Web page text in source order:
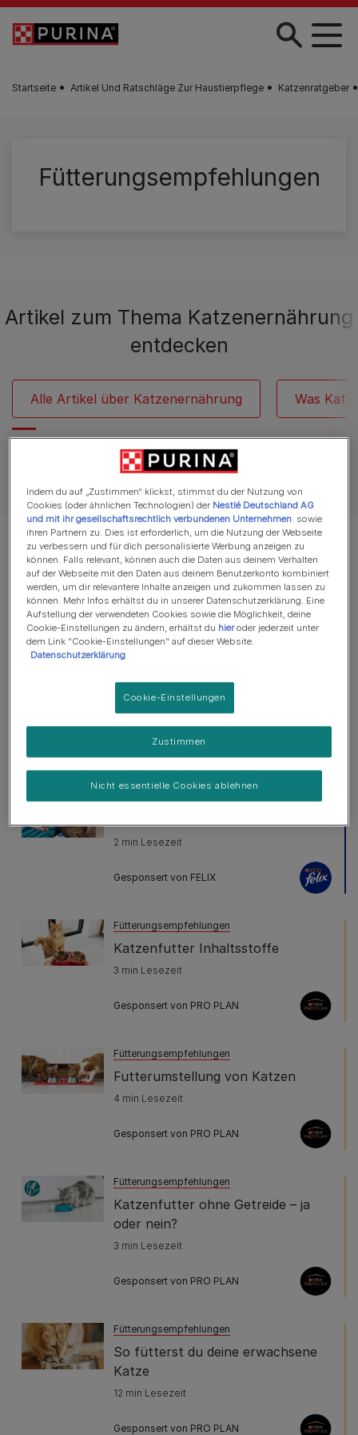
Zum Hauptinhalt springen
Startseite Artikel Und Ratschläge Zur Haustierpflege Katzenratgeber
Fütterungsempfehlungen
Artikel zum Thema Katzenernährung
entdecken
Alle Artikel über Katzenernährung Was
Es werden 7 von 7 Artikeln angezeigt
Meistgelesene Artikel
Fütterungsempfehlungen
Katze?
6 min Lesezeit
Welche Leckerlis für Katzen?
2 min Lesezeit
Gesponsert von FELIX
Fütterungsempfehlungen
Katzenfutter Inhaltsstoffe
3 min Lesezeit
Gesponsert von PRO PLAN
Fütterungsempfehlungen
Futterumstellung von Katzen
4 min Lesezeit
Gesponsert von PRO PLAN
Fütterungsempfehlungen
Katzenfutter ohne Getreide – ja
oder nein?
3 min Lesezeit
Gesponsert von PRO PLAN
Fütterungsempfehlungen
So fütterst du deine erwachsene
Katze
12 min Lesezeit
Gesponsert von PRO PLAN
Indem du auf „Zustimmen“ klickst, stimmst du der Nutzung von
Cookies (oder ähnlichen Technologien) der Nestlé Deutschland AG
und mit ihr gesellschaftsrechtlich verbundenen Unternehmen sowie
ihren Partnern zu. Dies ist erforderlich, um die Nutzung der Webseite
zu verbessern und für dich personalisierte Werbung anzeigen zu
können. Falls relevant, können auch die Daten aus deinem Verhalten
auf der Webseite mit den Daten aus deinem Benutzerkonto kombiniert
werden, um dir relevantere Inhalte anzeigen und zukommen lassen zu
können. Mehr Infos erhältst du in unserer Datenschutzerklärung. Eine
Aufstellung der verwendeten Cookies sowie die Möglichkeit, deine
Cookie-Einstellungen zu ändern, erhältst du hieroder jederzeit unter
dem Link "Cookie-Einstellungen" auf dieser Website.
Datenschutzerklärung
Cookie-Einstellungen
Nicht essentielle Cookies ablehnen
Zustimmen